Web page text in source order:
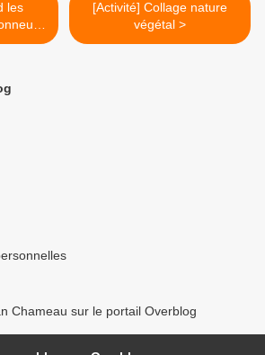
:
ans)
[Activité] Collage nature
végétal >
Chameau sur le portail Overblog